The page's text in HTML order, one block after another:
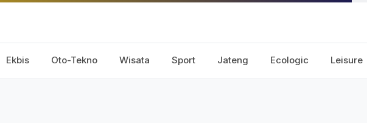
Ekbis Oto-Tekno Wisata Sport Jateng Ecologic Leisure